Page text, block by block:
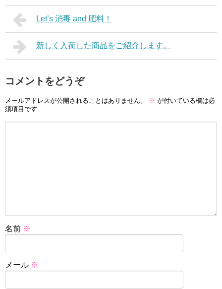
Let’s 消毒 and 肥料！
新しく入荷した商品をご紹介します。
コメントをどうぞ
メールアドレスが公開されることはありません。 ※ が付いている欄は必
須項目です
名前 ※
メール ※